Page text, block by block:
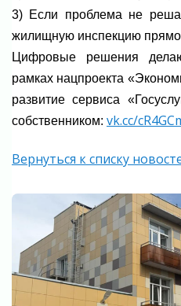
3) Если проблема не
жилищную инспекцию
Цифровые решения
рамках нацпроекта
развитие сервиса
собственником: vk.cc/
Вернуться к списку